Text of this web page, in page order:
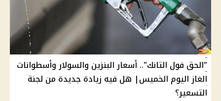
"الحق فول التانك".. أسعار البنزين والسولار وأسطوانات
الغاز اليوم الخميس| هل فيه زيادة جديدة من لجنة
التسعير؟